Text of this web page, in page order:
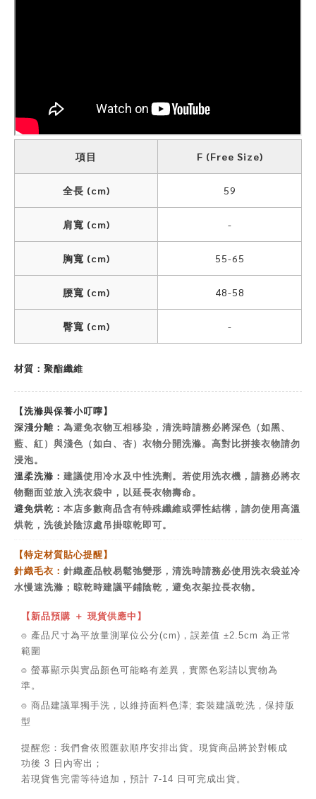
項目 F (Free Size)
全長 (cm) 59
肩寬 (cm) -
胸寬 (cm) 55-65
腰寬 (cm) 48-58
臀寬 (cm) -
材質：聚酯纖維
【洗滌與保養小叮嚀】
深淺分離： 為避免衣物互相移染，清洗時請務必將深色（如黑、
藍、紅）與淺色（如白、杏）衣物分開洗滌。高對比拼接衣物請勿
浸泡。
溫柔洗滌： 建議使用冷水及中性洗劑。若使用洗衣機，請務必將衣
物翻面並放入洗衣袋中，以延長衣物壽命。
避免烘乾： 本店多數商品含有特殊纖維或彈性結構，請勿使用高溫
烘乾，洗後於陰涼處吊掛晾乾即可。
【特定材質貼心提醒】
針織毛衣： 針織產品較易鬆弛變形，清洗時請務必使用洗衣袋並冷
水慢速洗滌；晾乾時建議平鋪陰乾，避免衣架拉長衣物。
【新品預購 ＋ 現貨供應中】
⌾ 產品尺寸為平放量測單位公分(cm)，誤差值 ±2.5cm 為正常
範圍
⌾ 螢幕顯示與實品顏色可能略有差異，實際色彩請以實物為
準。
⌾ 商品建議單獨手洗，以維持面料色澤; 套裝建議乾洗，保持版
型
提醒您：我們會依照匯款順序安排出貨。現貨商品將於對帳成
功後 3 日內寄出；
若現貨售完需等待追加，預計 7-14 日可完成出貨。